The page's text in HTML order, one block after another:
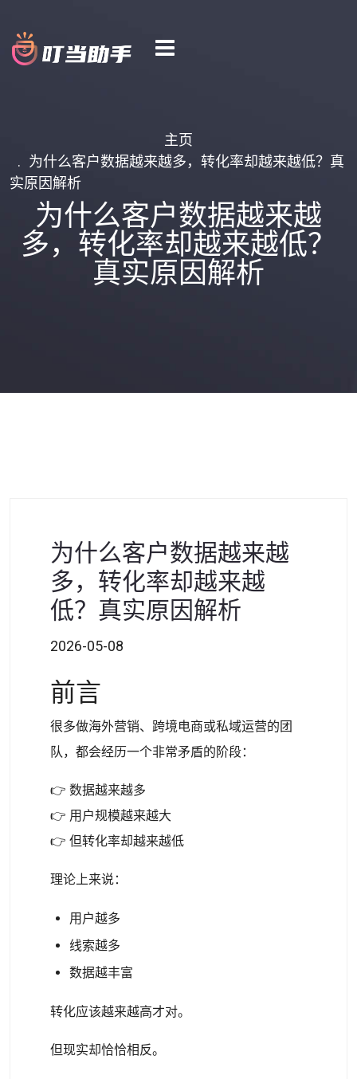
主页
为什么客户数据越来越多，转化率却越来越低？真
实原因解析
为什么客户数据越来越
多，转化率却越来越低？
真实原因解析
为什么客户数据越来越
多，转化率却越来越
低？真实原因解析
2026-05-08
前言
很多做海外营销、跨境电商或私域运营的团
队，都会经历一个非常矛盾的阶段：
👉 数据越来越多
👉 用户规模越来越大
👉 但转化率却越来越低
理论上来说：
用户越多
线索越多
数据越丰富
转化应该越来越高才对。
但现实却恰恰相反。